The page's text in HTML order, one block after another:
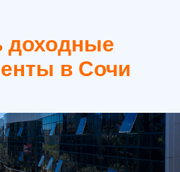
доходные
в Сочи